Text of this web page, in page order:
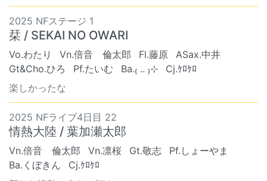
2025 NFステージ 1
栞 / SEKAI NO OWARI
Vo.わたり Vn.倍音 倫太郎 Fl.藤原
ASax.中井
Gt&Cho.ひろ
Pf.たいむ Ba.₍ .. ₎⊹
Cj.ｹﾛｹﾛ
楽しかったな
2025 NFライブ4日目 22
情熱大陸 / 葉加瀬太郎
Vn.倍音 倫太郎 Vn.凛桜 Gt.敬志
Pf.しょーやま
Ba.くぼきん
Cj.ｹﾛｹﾛ